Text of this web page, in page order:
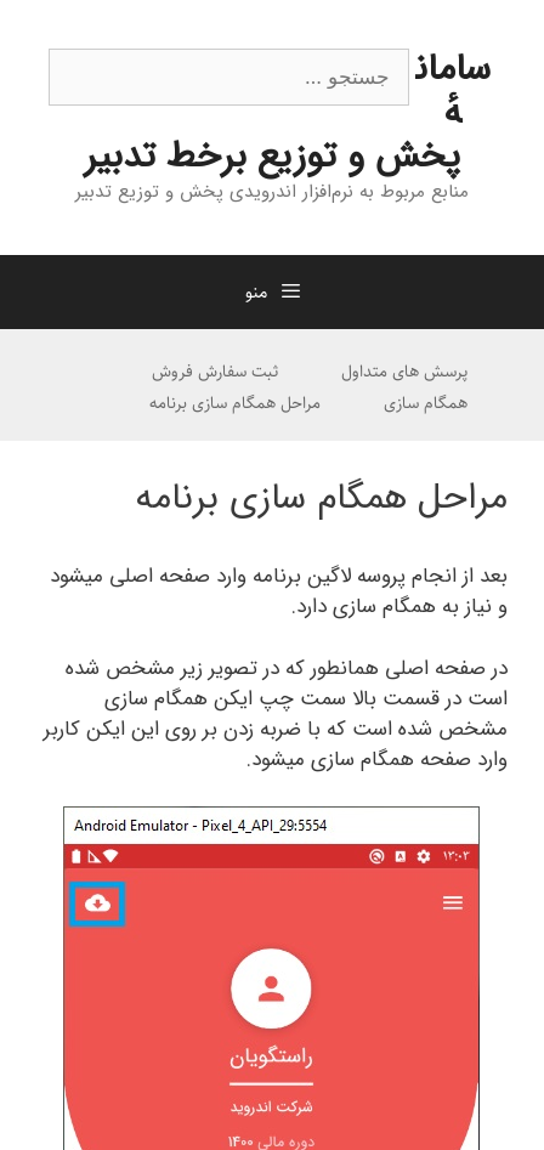
سامان
هٔ
پخش و توزیع برخط تدبیر
منابع مربوط به نرم‌افزار اندرویدی پخش و توزیع تدبیر
منو
پرسش های متداول
ثبت سفارش فروش
همگام سازی
مراحل همگام سازی برنامه
مراحل همگام سازی برنامه
بعد از انجام پروسه لاگین برنامه وارد صفحه اصلی میشود
و نیاز به همگام سازی دارد.
در صفحه اصلی همانطور که در تصویر زیر مشخص شده
است در قسمت بالا سمت چپ ایکن همگام سازی
مشخص شده است که با ضربه زدن بر روی این ایکن کاربر
وارد صفحه همگام سازی میشود.